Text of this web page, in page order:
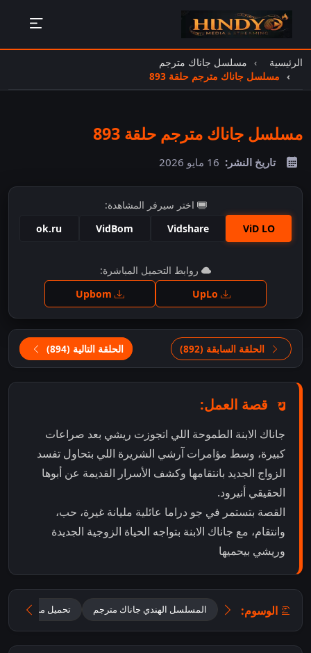
الرئيسية
مسلسل جاناك مترجم
مسلسل جاناك مترجم حلقة 893
مسلسل جاناك مترجم حلقة 893
تاريخ النشر: 16 مايو 2026
اختر سيرفر المشاهدة:
ViD LO
Vidshare
VidBom
ok.ru
اضغط للمشاهدة
روابط التحميل المباشرة:
الحلقة السابقة (892) الحلقة التالية (894)
قصة العمل:
جاناك الابنة الطموحة اللي اتجوزت ريشي بعد صراعات
كبيرة، وسط مؤامرات آرشي الشريرة اللي بتحاول تفسد
الزواج الجديد بانتقامها وكشف الأسرار القديمة عن أبوها
الحقيقي أنيرود.
القصة بتستمر في جو دراما عائلية مليانة غيرة، حب،
وانتقام، مع جاناك الابنة بتواجه الحياة الزوجية الجديدة
وريشي بيحميها
الوسوم: المسلسل الهندي جاناك مترجم تحميل مسلسل